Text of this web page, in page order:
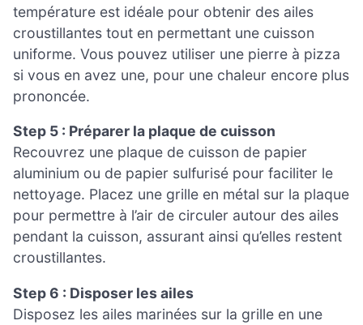
température est idéale pour obtenir des ailes
croustillantes tout en permettant une cuisson
uniforme. Vous pouvez utiliser une pierre à pizza
si vous en avez une, pour une chaleur encore plus
prononcée.
Step 5 : Préparer la plaque de cuisson
Recouvrez une plaque de cuisson de papier
aluminium ou de papier sulfurisé pour faciliter le
nettoyage. Placez une grille en métal sur la plaque
pour permettre à l’air de circuler autour des ailes
pendant la cuisson, assurant ainsi qu’elles restent
croustillantes.
Step 6 : Disposer les ailes
Disposez les ailes marinées sur la grille en une